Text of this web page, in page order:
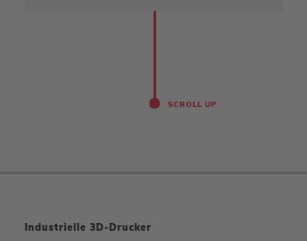
SCROLL UP
Industrielle 3D-Drucker